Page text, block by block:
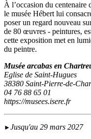
À l’occasion du centenaire
le musée Hébert lui
poser un regard nouveau
de 80 œuvres - peintures,
cette exposition met en
du peintre.
Musée arcabas en
Eglise de Saint-Hugues
38380 Saint-Pierre-de-
04 76 88 65 01
https://musees.isere.fr
► Jusqu'au 29 mars 2027